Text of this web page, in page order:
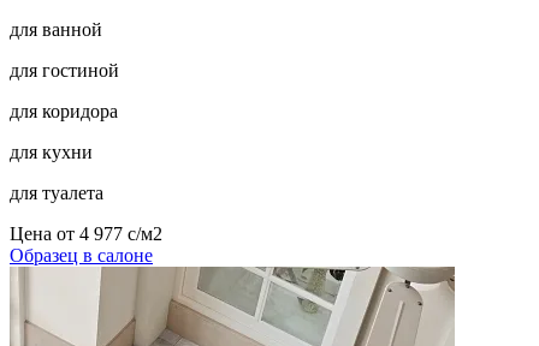
для ванной
для гостиной
для коридора
для кухни
для туалета
Цена от 4 977 c/м2
Образец в салоне